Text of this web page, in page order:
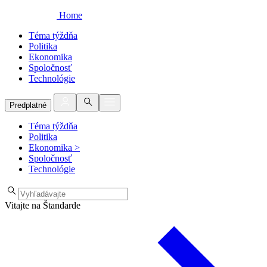
Home
Téma týždňa
Politika
Ekonomika
Spoločnosť
Technológie
Predplatné
Téma týždňa
Politika
Ekonomika >
Spoločnosť
Technológie
Vitajte na Štandarde